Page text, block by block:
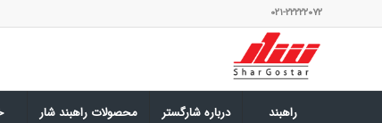
۰۲۱-۲۲۲۲۲۰۷۲
راهبند درباره شارگستر محصولات راهبند شار